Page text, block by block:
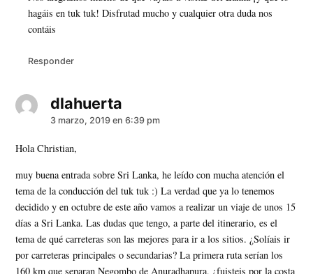
hagáis en tuk tuk! Disfrutad mucho y cualquier otra duda nos
contáis
Responder
dlahuertadice:
3 marzo, 2019 en 6:39 pm
Hola Christian,
muy buena entrada sobre Sri Lanka, he leído con mucha atención el
tema de la conducción del tuk tuk :) La verdad que ya lo tenemos
decidido y en octubre de este año vamos a realizar un viaje de unos 15
días a Sri Lanka. Las dudas que tengo, a parte del itinerario, es el
tema de qué carreteras son las mejores para ir a los sitios. ¿Solíais ir
por carreteras principales o secundarias? La primera ruta serían los
160 km que separan Negombo de Anuradhapura, ¿fuisteis por la costa